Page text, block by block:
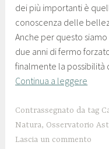
M
a
g
g
i
o
0
1
9
o
l
o
c
o
l
n
u
s
dei più importanti è
conoscenza delle
Anche per questo
due anni di fermo
finalmente la
Continua a leggere
Contrassegnato da tag
Natura, Osservatorio
Lascia un commento